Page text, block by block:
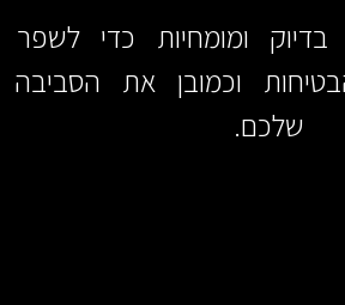
בדיוק ומומחיות כדי לשפר
וכמובן את הסביבה
שלכם.